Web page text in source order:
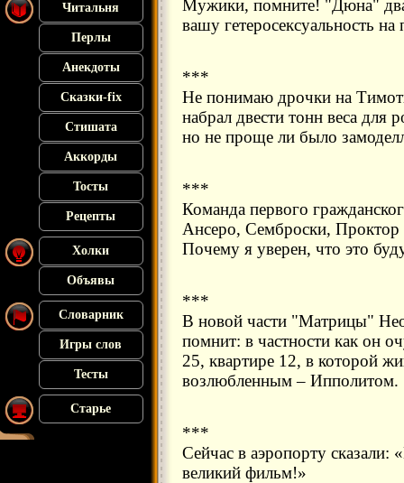
Читальня
Перлы
Анекдоты
Сказки-fix
Стишата
Аккорды
Тосты
Рецепты
Холки
Объявы
Словарник
Игры слов
Тесты
Старье
Мужики, помните! "Дюна" два
вашу гетеросексуальность на
***
Не понимаю дрочки на
набрал двести тонн веса для
но не проще ли было
***
Команда первого
Ансеро, Семброски, Проктор
Почему я уверен, что это
***
В новой части "Матрицы"
помнит: в частности как он
25, квартире 12, в которой
возлюбленным – Ипполитом.
***
Сейчас в аэропорту сказали:
великий фильм!»